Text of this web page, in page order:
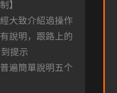
】
大致介紹過操作
說明，跟路上的
提示
遍簡單說明五个